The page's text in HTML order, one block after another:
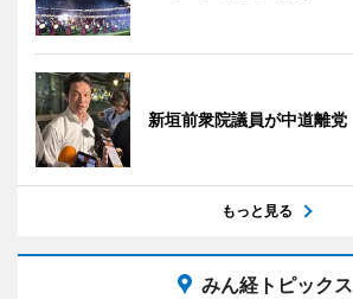
新垣前衆院議員が中道離党
もっと見る
みん経トピックス